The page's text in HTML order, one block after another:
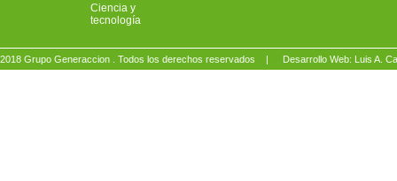
Ciencia y
tecnología
2018 Grupo Generaccion . Todos los derechos reservados | Desarrollo Web: Luis